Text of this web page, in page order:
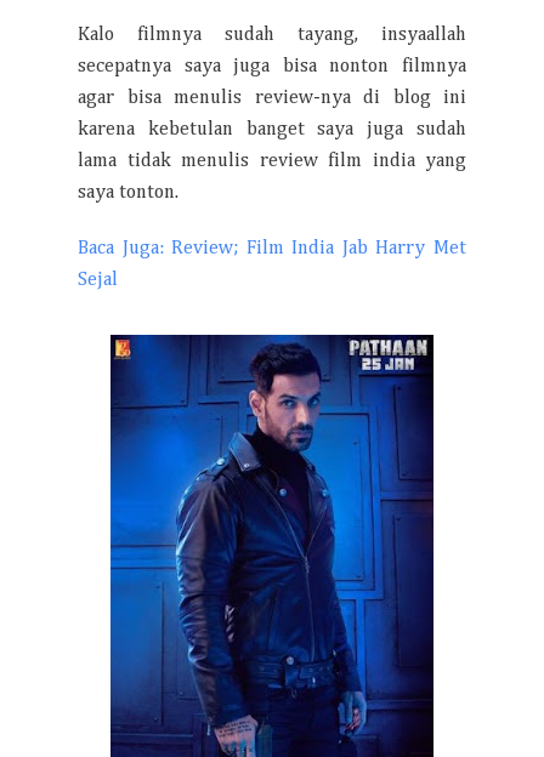
Kalo filmnya sudah tayang, insyaallah
secepatnya saya juga bisa nonton filmnya
agar bisa menulis review-nya di blog ini
karena kebetulan banget saya juga sudah
lama tidak menulis review film india yang
saya tonton.
Baca Juga: Review; Film India Jab Harry Met
Sejal